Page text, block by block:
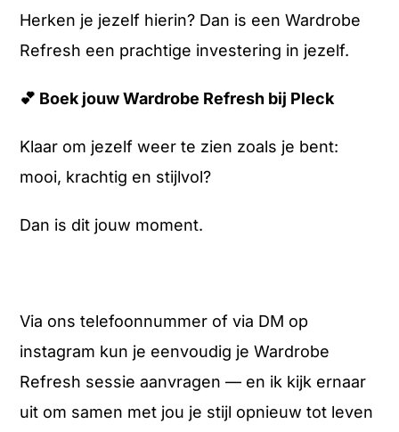
Herken je jezelf hierin? Dan is een Wardrobe
Refresh een prachtige investering in jezelf.
💕 Boek jouw Wardrobe Refresh bij Pleck
Klaar om jezelf weer te zien zoals je bent:
mooi, krachtig en stijlvol?
Dan is dit jouw moment.
Via ons telefoonnummer of via DM op
instagram kun je eenvoudig je Wardrobe
Refresh sessie aanvragen — en ik kijk ernaar
uit om samen met jou je stijl opnieuw tot leven